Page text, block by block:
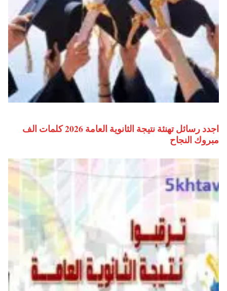
اجدد رسائل تهنئة نتيجة الثانوية العامة 2026 كلمات الف
مبروك النجاح